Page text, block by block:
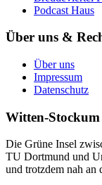
Podcast Haus
Über uns &
Über uns
Impressum
Datenschutz
Witten-Stockum
Die Grüne Insel
TU Dortmund und
und trotzdem nah an